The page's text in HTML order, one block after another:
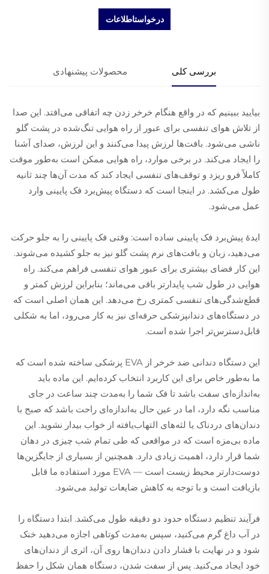
درخواستاطلاعات
بررسی کلی محصولات پیشنهادی
بیایید ببینیم که در واقع هنگام خرخر زدن چه اتفاقی می‌افتد. این صدا
از تلاش هوای تنفسی برای عبور از راه هوایی تنگ‌شده در پشت گلو
ناشی می‌شود. بافت‌ها لرزش پیدا می‌کنند و این لرزش، صدای آشنا
را ایجاد می‌کند. در برخی موارد، راه هوایی ممکن است به‌طور موقت
کاملاً فرو ریزد و توقف‌های تنفسی ایجاد کند که مدت آن‌ها چند ثانیه
طول می‌کشد. در اینجا است که دستگاه پیش‌برد فک پایینی وارد
عمل می‌شود.
ایدهٔ پیش‌برد فک پایینی ساده است: وقتی فک پایینی را به جلو حرکت
می‌دهید، زبان و بافت‌های نرم پشت گلو نیز به جلو کشیده می‌شوند.
این کار فضای بیشتری برای عبور هوای تنفسی فراهم می‌کند. راه
هوایی در طول شب پایدارتر باقی می‌ماند؛ بنابراین لرزش کمتر و
قطع‌شدگی‌های تنفسی کمتری رخ می‌دهد. این همان اصلی است که
در دستگاه‌های دندانپزشکی حرفه‌ای نیز به کار می‌رود، اما به شکلی
قابل‌دسترس‌تر اجرا شده است.
این دستگاه دندانی ضد خرخر از EVA پزشکی ساخته شده است که
ما به‌طور خاص برای این کاربرد انتخاب کرده‌ایم. این ماده باید
به‌اندازه‌ای سفت باشد تا فک شما را به‌مدت چند ساعت در جای
مناسب نگه دارد، اما در عین حال به‌اندازه‌ای راحت باشد که صبح با
دندان‌های دردناک یا لثه‌های التهاب‌یافته از خواب بیدار نشوید. این
ماده بی‌مزه است که در مواقعی که طی تمام شب چیزی در دهان
شما قرار دارد، اهمیت زیادی دارد. همچنین از بسیاری از جایگزین‌ها
دوست‌دارتر محیط زیست است — EVA مورد استفاده ما قابل
بازیافت است و با توجه به کاهش ضایعات تولید می‌شود.
فرآیند تنظیم دستگاه حدود دو دقیقه طول می‌کشد. ابتدا دستگاه را
در آب داغ گرم می‌کنید، سپس به‌مدت کوتاهی اجازه می‌دهید خنک
شود و در نهایت با فشار دادن دندان‌ها روی آن، اثری از دندان‌های
خود ایجاد می‌کنید. پس از سفت شدن، دستگاه همان شکل را حفظ